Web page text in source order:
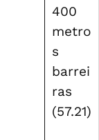
400
metro
s
barrei
ras
(57.21)